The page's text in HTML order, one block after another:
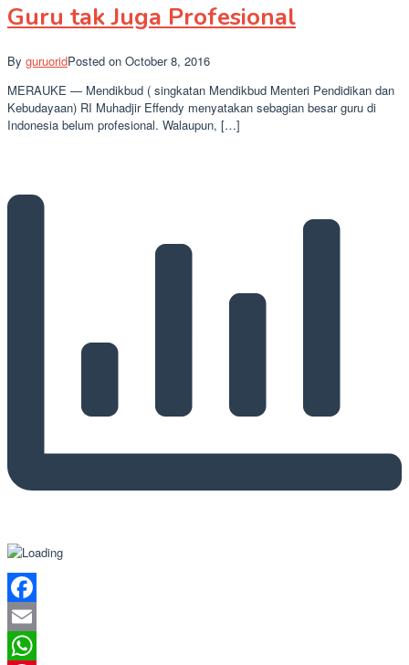
Guru tak Juga Profesional
By guruoridPosted on October 8, 2016
MERAUKE — Mendikbud ( singkatan Mendikbud Menteri Pendidikan dan
Kebudayaan) RI Muhadjir Effendy menyatakan sebagian besar guru di
Indonesia belum profesional. Walaupun, […]
Facebook
Email